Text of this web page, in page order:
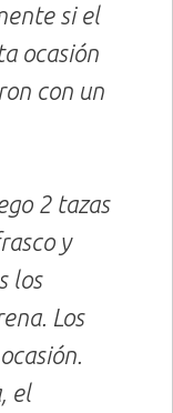
si el
ocasión
con un
2 tazas
y
los
Los
el